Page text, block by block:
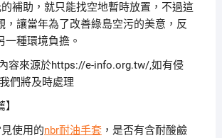
補助，就只能找空地暫時放置，不過這
，讓當年為了改善綠島空污的美意，反
一種環境負擔。
容來源於https://e-info.org.tw/,如有侵
們將及時處理
使用的nbr耐油手套，是否有含耐酸鹼